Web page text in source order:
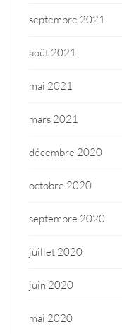
septembre 2021
août 2021
mai 2021
mars 2021
décembre 2020
octobre 2020
septembre 2020
juillet 2020
juin 2020
mai 2020